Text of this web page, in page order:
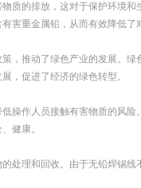
的排放，这对于保护环境和
害重金属铅，从而有效降低
推动了绿色产业的发展。绿
，促进了经济的绿色转型。
作人员接触有害物质的风险
健康。
理和回收。由于无铅焊锡线